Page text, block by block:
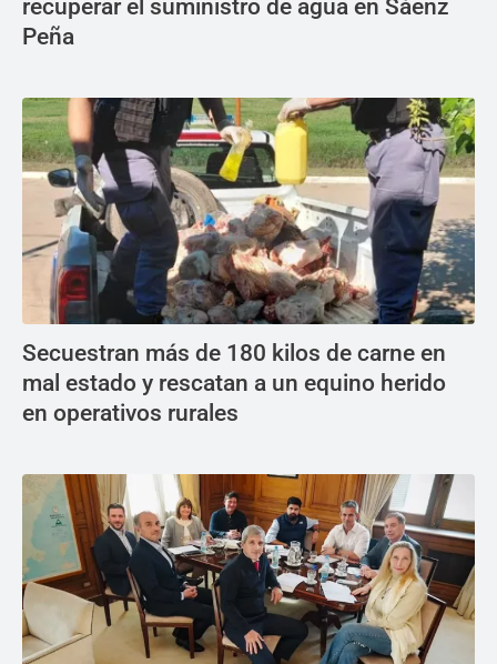
recuperar el suministro de agua en Sáenz
Peña
Secuestran más de 180 kilos de carne en
mal estado y rescatan a un equino herido
en operativos rurales